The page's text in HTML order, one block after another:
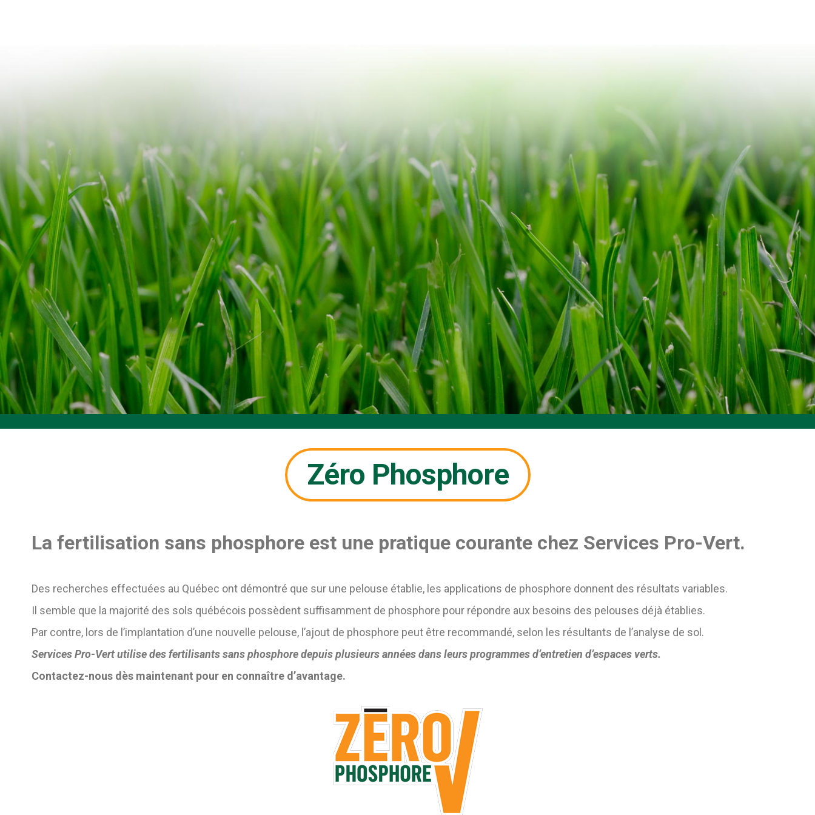
Zéro Phosphore
La fertilisation sans phosphore est une pratique courante chez Services Pro-Vert.
Des recherches effectuées au Québec ont démontré que sur une pelouse établie, les applications de phosphore donnent des résultats variables.
Il semble que la majorité des sols québécois possèdent suffisamment de phosphore pour répondre aux besoins des pelouses déjà établies.
Par contre, lors de l’implantation d’une nouvelle pelouse, l’ajout de phosphore peut être recommandé, selon les résultants de l’analyse de sol.
Services Pro-Vert utilise des fertilisants sans phosphore depuis plusieurs années dans leurs programmes d’entretien d’espaces verts.
Contactez-nous dès maintenant pour en connaître d’avantage.